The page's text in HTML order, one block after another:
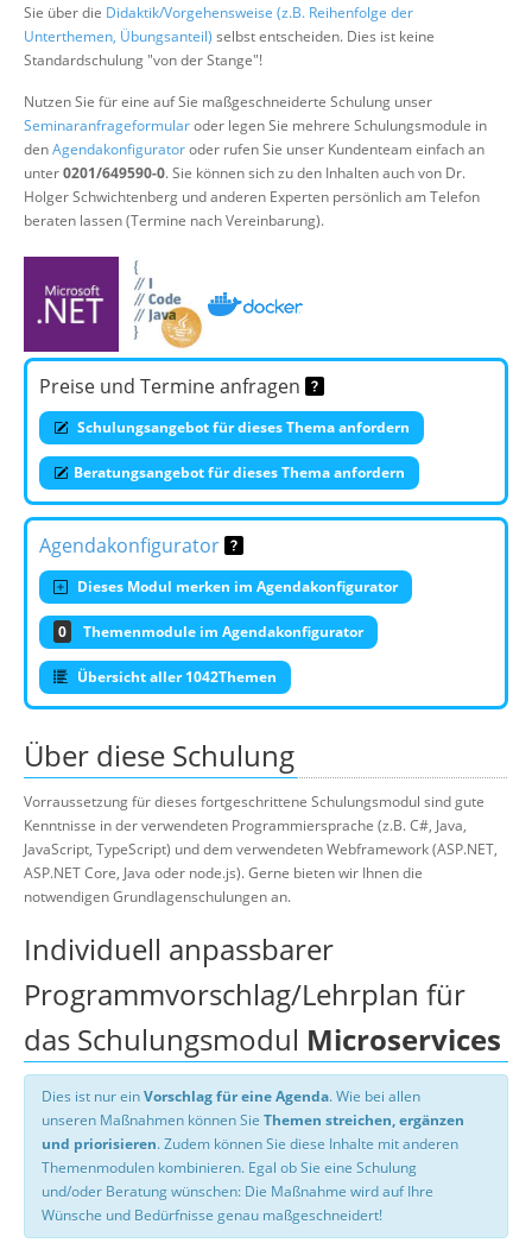
Sie über die Didaktik/Vorgehensweise (z.B. Reihenfolge der
Unterthemen, Übungsanteil) selbst entscheiden. Dies ist keine
Standardschulung "von der Stange"!
Nutzen Sie für eine auf Sie maßgeschneiderte Schulung unser
Seminaranfrageformularoder legen Sie mehrere Schulungsmodule in
denAgendakonfiguratoroder rufen Sie unser Kundenteam einfach an
unter0201/649590-0. Sie können sich zu den Inhalten auch von Dr.
Holger Schwichtenberg und anderen Experten persönlich am Telefon
beraten lassen (Termine nach Vereinbarung).
Preise und Termine anfragen
Schulungsangebot für dieses Thema anfordern
Beratungsangebot für dieses Thema anfordern
Agendakonfigurator
Dieses Modul merken im Agendakonfigurator
0 Themenmodule im Agendakonfigurator
Übersicht aller 1042Themen
Über diese Schulung
Vorraussetzung für dieses fortgeschrittene Schulungsmodul sind gute
Kenntnisse in der verwendeten Programmiersprache (z.B. C#, Java,
JavaScript, TypeScript) und dem verwendeten Webframework (ASP.NET,
ASP.NET Core, Java oder node.js). Gerne bieten wir Ihnen die
notwendigen Grundlagenschulungen an.
Individuell anpassbarer
Programmvorschlag/Lehrplan für
das Schulungsmodul Microservices
Dies ist nur einVorschlag für eine Agenda. Wie bei allen
unseren Maßnahmen können Sie Themen streichen, ergänzen
und priorisieren. Zudem können Sie diese Inhalte mit anderen
Themenmodulen kombinieren. Egal ob Sie eine Schulung
und/oder Beratung wünschen: Die Maßnahme wird auf Ihre
Wünsche und Bedürfnisse genau maßgeschneidert!